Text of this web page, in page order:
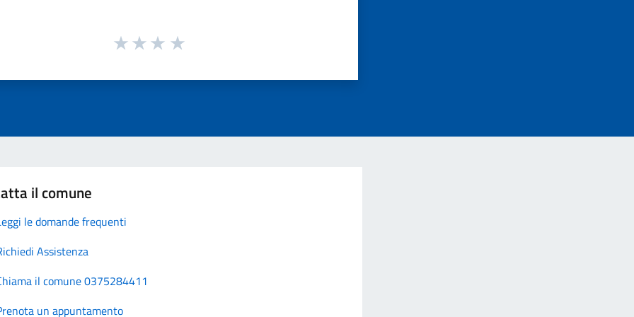
il comune
le domande frequenti
Assistenza
il comune 0375284411
un appuntamento